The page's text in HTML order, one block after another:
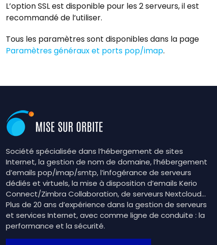
L’option SSL est disponible pour les 2 serveurs, il est
recommandé de l’utiliser.
Tous les paramètres sont disponibles dans la page
Paramètres généraux et ports pop/imap.
Société spécialisée dans l’hébergement de sites
Internet, la gestion de nom de domaine, l’hébergement
d’emails pop/imap/smtp, l’infogérance de serveurs
dédiés et virtuels, la mise à disposition d’emails Kerio
Connect/Zimbra Collaboration, de serveurs Nextcloud…
Plus de 20 ans d’expérience dans la gestion de serveurs
et services Internet, avec comme ligne de conduite : la
performance et la sécurité.